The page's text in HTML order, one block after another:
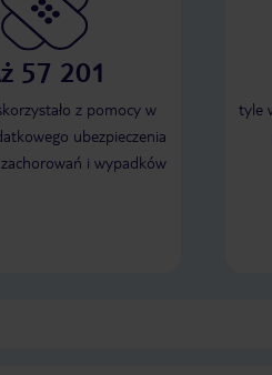
57 201
z pomocy w
ubezpieczenia
zachorowań i wypadków
tyle